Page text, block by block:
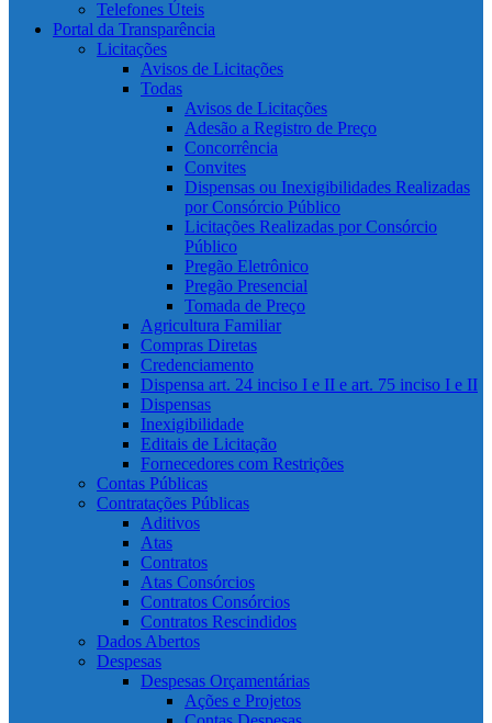
Telefones Úteis
Portal da Transparência
Licitações
Avisos de Licitações
Todas
Avisos de Licitações
Adesão a Registro de Preço
Concorrência
Convites
Dispensas ou Inexigibilidades Realizadas
por Consórcio Público
Licitações Realizadas por Consórcio
Público
Pregão Eletrônico
Pregão Presencial
Tomada de Preço
Agricultura Familiar
Compras Diretas
Credenciamento
Dispensa art. 24 inciso I e II e art. 75 inciso I e II
Dispensas
Inexigibilidade
Editais de Licitação
Fornecedores com Restrições
Contas Públicas
Contratações Públicas
Aditivos
Atas
Contratos
Atas Consórcios
Contratos Consórcios
Contratos Rescindidos
Dados Abertos
Despesas
Despesas Orçamentárias
Ações e Projetos